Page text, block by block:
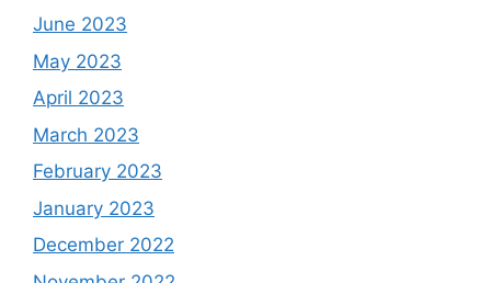
June 2023
May 2023
April 2023
March 2023
February 2023
January 2023
December 2022